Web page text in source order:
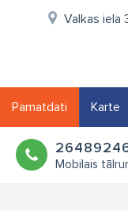
Valkas iela
Pamatdati Karte
Mobilais